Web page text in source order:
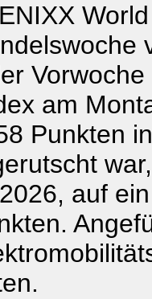
am
Punkten
auf